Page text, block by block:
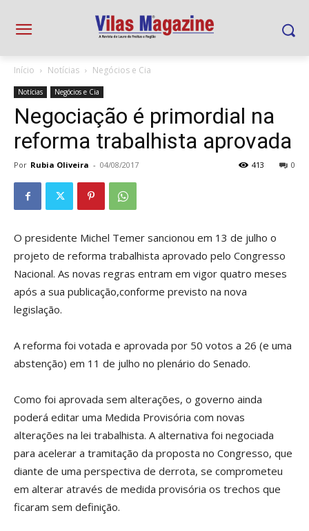
Início Notícias Negócios e Cia
Notícias Negócios e Cia
Negociação é primordial na
reforma trabalhista aprovada
Por Rubia Oliveira - 04/08/2017 0
413
O presidente Michel Temer sancionou em 13 de julho o
projeto de reforma trabalhista aprovado pelo Congresso
Nacional. As novas regras entram em vigor quatro meses
após a sua publicação,conforme previsto na nova
legislação.
A reforma foi votada e aprovada por 50 votos a 26 (e uma
abstenção) em 11 de julho no plenário do Senado.
Como foi aprovada sem alterações, o governo ainda
poderá editar uma Medida Provisória com novas
alterações na lei trabalhista. A alternativa foi negociada
para acelerar a tramitação da proposta no Congresso, que
diante de uma perspectiva de derrota, se comprometeu
em alterar através de medida provisória os trechos que
ficaram sem definição.